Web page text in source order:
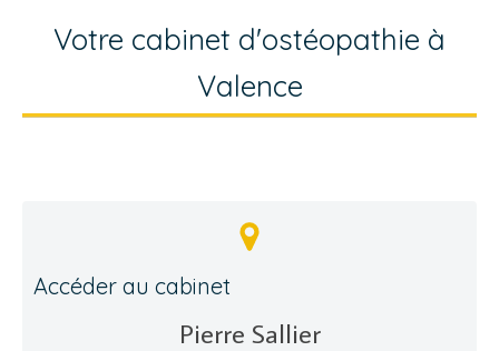
Votre cabinet d'ostéopathie à
Valence
Accéder au cabinet
Pierre Sallier